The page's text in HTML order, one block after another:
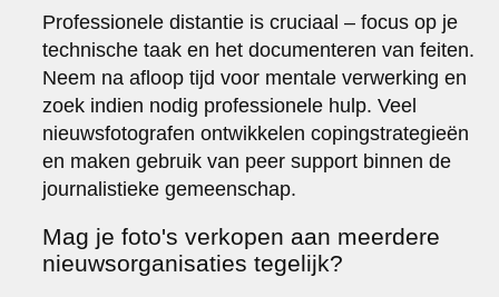
Professionele distantie is cruciaal – focus op je
technische taak en het documenteren van feiten.
Neem na afloop tijd voor mentale verwerking en
zoek indien nodig professionele hulp. Veel
nieuwsfotografen ontwikkelen copingstrategieën
en maken gebruik van peer support binnen de
journalistieke gemeenschap.
Mag je foto's verkopen aan meerdere
nieuwsorganisaties tegelijk?